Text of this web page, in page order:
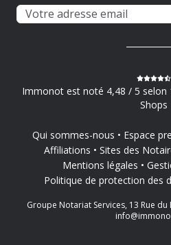
Immonot est noté 4,48 / 5 selon
Shops
Qui sommes-nous Espace
Affiliations
Sites des
Mentions légales
Politique de protection des
Groupe Notariat Services, 13 Rue